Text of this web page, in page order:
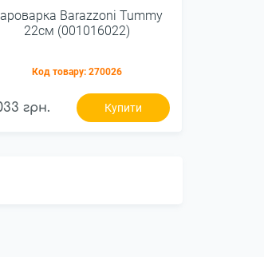
Barazzoni Tummy
22см (001016022)
Код товару: 270026
грн. Купити